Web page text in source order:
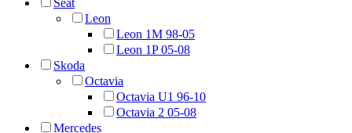
Leon
Leon 1M 98-05
Leon 1P 05-08
Skoda
Octavia
Octavia U1 96-10
Octavia 2 05-08
Mercedes